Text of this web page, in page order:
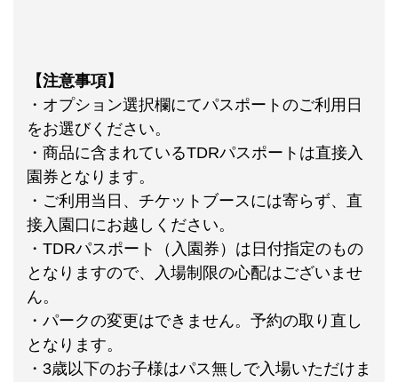
【注意事項】
・オプション選択欄にてパスポートのご利用日
をお選びください。
・商品に含まれているTDRパスポートは直接入
園券となります。
・ご利用当日、チケットブースには寄らず、直
接入園口にお越しください。
・TDRパスポート（入園券）は日付指定のもの
となりますので、入場制限の心配はございませ
ん。
・パークの変更はできません。予約の取り直し
となります。
・3歳以下のお子様はパス無しで入場いただけま